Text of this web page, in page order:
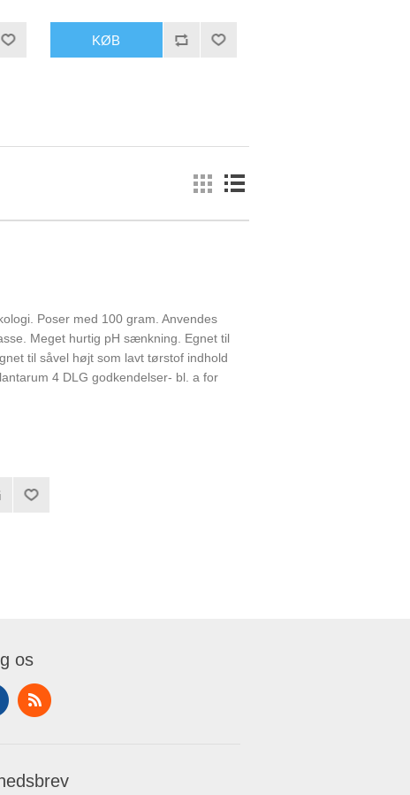
Poser med 100 gram. Anvendes
Meget hurtig pH sænkning. Egnet til
til såvel højt som lavt tørstof indhold
4 DLG godkendelser- bl. a for
os